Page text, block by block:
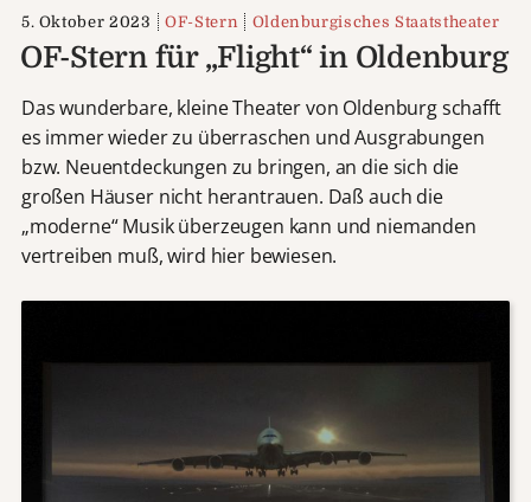
5. Oktober 2023 OF-Stern Oldenburgisches Staatstheater
OF-Stern für „Flight“ in Oldenburg
Das wunderbare, kleine Theater von Oldenburg schafft
es immer wieder zu überraschen und Ausgrabungen
bzw. Neuentdeckungen zu bringen, an die sich die
großen Häuser nicht herantrauen. Daß auch die
„moderne“ Musik überzeugen kann und niemanden
vertreiben muß, wird hier bewiesen.